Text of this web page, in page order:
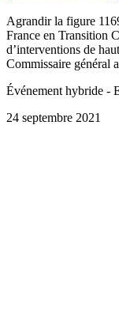
Agrandir la figure
France en Transition
d’interventions de
Commissaire général
Événement hybride -
24 septembre 2021